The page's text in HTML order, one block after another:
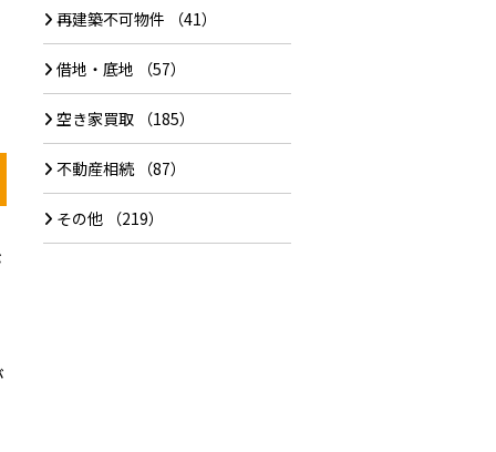
再建築不可物件 （41）
借地・底地 （57）
空き家買取 （185）
不動産相続（87）
その他 （219）